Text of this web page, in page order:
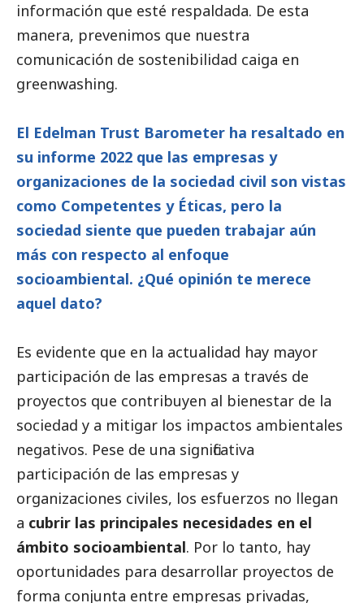
información que esté respaldada. De esta
manera, prevenimos que nuestra
comunicación de sostenibilidad caiga en
greenwashing.
El Edelman Trust Barometer ha resaltado en
su informe 2022 que las empresas y
organizaciones de la sociedad civil son vistas
como Competentes y Éticas, pero la
sociedad siente que pueden trabajar aún
más con respecto al enfoque
socioambiental. ¿Qué opinión te merece
aquel dato?
Es evidente que en la actualidad hay mayor
participación de las empresas a través de
proyectos que contribuyen al bienestar de la
sociedad y a mitigar los impactos ambientales
negativos. Pese de una significativa
participación de las empresas y
organizaciones civiles, los esfuerzos no llegan
a cubrir las principales necesidades en el
ámbito socioambiental. Por lo tanto, hay
oportunidades para desarrollar proyectos de
forma conjunta entre empresas privadas,